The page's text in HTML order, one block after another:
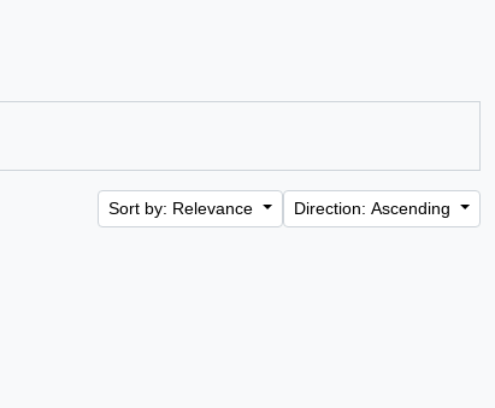
Sort by: Relevance Direction: Ascending